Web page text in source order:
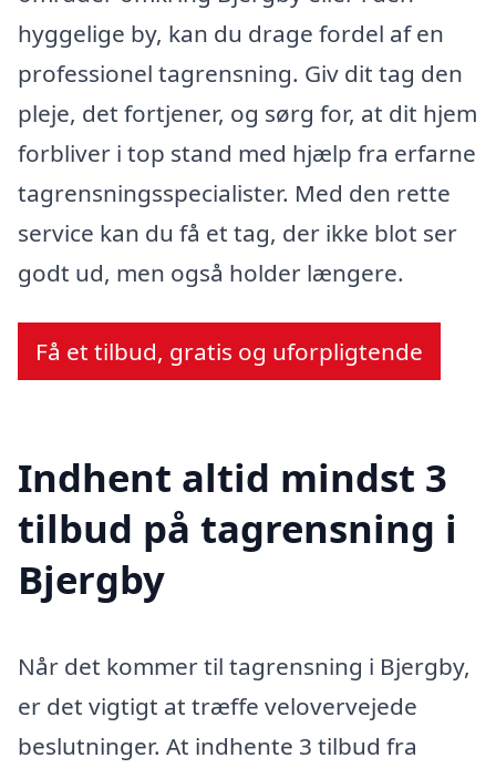
hyggelige by, kan du drage fordel af en
professionel tagrensning. Giv dit tag den
pleje, det fortjener, og sørg for, at dit hjem
forbliver i top stand med hjælp fra erfarne
tagrensningsspecialister. Med den rette
service kan du få et tag, der ikke blot ser
godt ud, men også holder længere.
Få et tilbud, gratis og uforpligtende
Indhent altid mindst 3
tilbud på tagrensning i
Bjergby
Når det kommer til tagrensning i Bjergby,
er det vigtigt at træffe velovervejede
beslutninger. At indhente 3 tilbud fra